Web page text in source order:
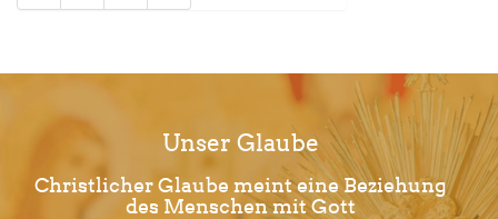
Unser Glaube
Christlicher Glaube meint eine Beziehung
des Menschen mit Gott